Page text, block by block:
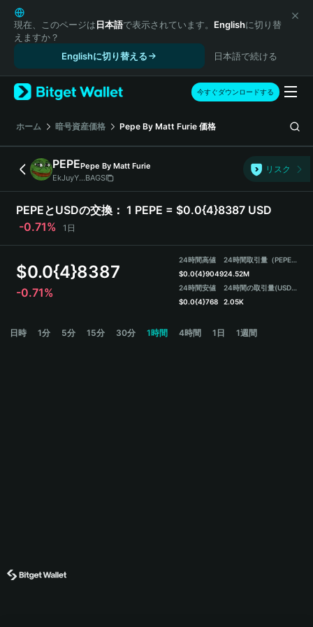
English
日本語
Tiếng Việt
Español (Latinoamérica)
Türkçe
Français
Deutsch
简体中文
繁體中文
Português (Portugal)
Bahasa Indonesia
ภาษาไทย
हिन्दी
Español
Português (Brasil)
現在、このページは日本語で表示されています。 Englishに切り替
えますか？
Englishに切り替える
日本語で続ける
今すぐダウンロードする
ホーム 暗号資産価格 Pepe By Matt Furie 価格
PEPEPepe By Matt Furie
EkJuyY...BAGS
リスク
PEPEとUSDの交換： 1 PEPE = $0.0{4}8387 USD
-0.71%
1日
$0.0{4}8387
-0.71%
24時間高値
$0.0{4}9049
24時間安値
$0.0{4}768
24時間取引量（PEPE）
24.52M
24時間の取引量(USDT)
2.05K
日時 1分 5分 15分 30分 1時間 4時間 1日 1週間